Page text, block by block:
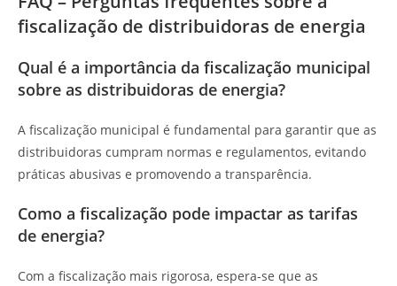
fiscalização de distribuidoras de energia
Qual é a importância da fiscalização municipal
sobre as distribuidoras de energia?
A fiscalização municipal é fundamental para garantir que as
distribuidoras cumpram normas e regulamentos, evitando
práticas abusivas e promovendo a transparência.
Como a fiscalização pode impactar as tarifas
de energia?
Com a fiscalização mais rigorosa, espera-se que as